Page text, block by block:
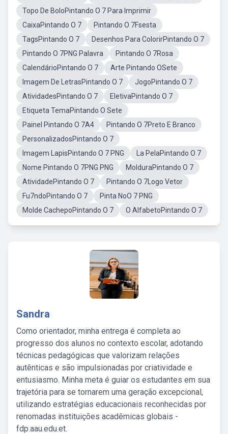
Topo De BoloPintando O 7 Para Imprimir
CaixaPintando O 7
Pintando O 7Fsesta
TagsPintando O 7
Desenhos Para ColorirPintando O 7
Pintando O 7PNG Palavra
Pintando O 7Rosa
CalendárioPintando O 7
Arte Pintando OSete
Imagem De LetrasPintando O 7
JogoPintando O 7
AtividadesPintando O 7
EletivaPintando O 7
Etiqueta TemaPintando O Sete
Painel Pintando O 7A4
Pintando O 7Preto E Branco
PersonalizadosPintando O 7
Imagem LapisPintando O 7 PNG
La PelaPintando O 7
Nome Pintando O 7PNG PNG
MolduraPintando O 7
AtividadePintando O 7
Pintando O 7Logo Vetor
Fu7ndoPintando O 7
Pinta NoO 7 PNG
Molde CachepoPintando O 7
O AlfabetoPintando O 7
Sandra
Como orientador, minha entrega é completa ao
progresso dos alunos no contexto escolar, adotando
técnicas pedagógicas que valorizam relações
autênticas e são impulsionadas por criatividade e
entusiasmo. Minha meta é guiar os estudantes em sua
trajetória para se tornarem uma geração excepcional,
utilizando estratégias educacionais reconhecidas por
renomadas instituições acadêmicas globais -
fdp.aau.edu.et.